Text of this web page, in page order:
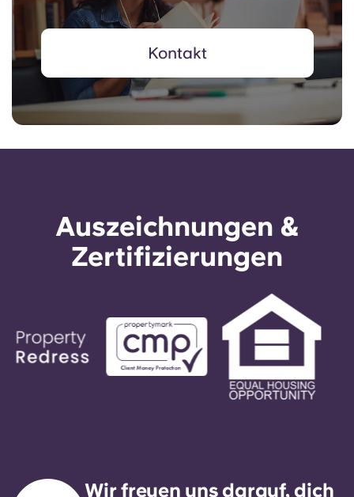
Kontakt
Auszeichnungen &
Zertifizierungen
Wir freuen uns darauf, dich